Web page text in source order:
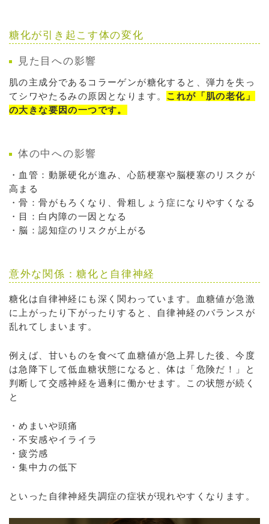
糖化が引き起こす体の変化
見た目への影響
肌の主成分であるコラーゲンが糖化すると、弾力を失っ
てシワやたるみの原因となります。 これが「肌の老化」
の大きな要因の一つです。
体の中への影響
・血管：動脈硬化が進み、心筋梗塞や脳梗塞のリスクが
高まる
・骨：骨がもろくなり、骨粗しょう症になりやすくなる
・目：白内障の一因となる
・脳：認知症のリスクが上がる
意外な関係：糖化と自律神経
糖化は自律神経にも深く関わっています。血糖値が急激
に上がったり下がったりすると、自律神経のバランスが
乱れてしまいます。
例えば、甘いものを食べて血糖値が急上昇した後、今度
は急降下して低血糖状態になると、体は「危険だ！」と
判断して交感神経を過剰に働かせます。この状態が続く
と
・めまいや頭痛
・不安感やイライラ
・疲労感
・集中力の低下
といった自律神経失調症の症状が現れやすくなります。